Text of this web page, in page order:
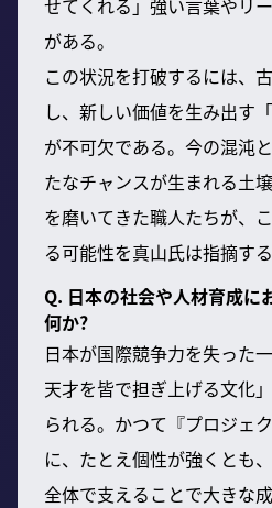
がある。
この状況を打破するには、
し、新しい価値を生み出す
が不可欠である。今の混沌
たなチャンスが生まれる土
を磨いてきた職人たちが、
る可能性を真山氏は指摘する
Q. 日本の社会や人材育成に
何か?
日本が国際競争力を失った
天才を皆で担ぎ上げる文化
られる。かつて『プロジェ
に、たとえ個性が強くとも
全体で支えることで大きな